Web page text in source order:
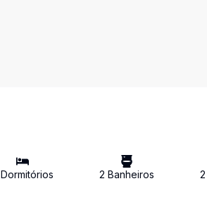
Dormitórios 2 Banheiros 2